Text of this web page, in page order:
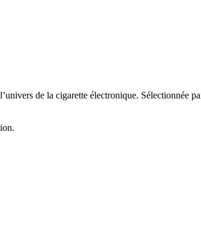
de la cigarette électronique. Sélectionnée